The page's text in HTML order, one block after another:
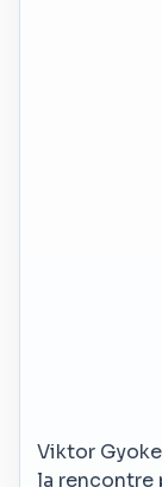
Viktor
la rencontre